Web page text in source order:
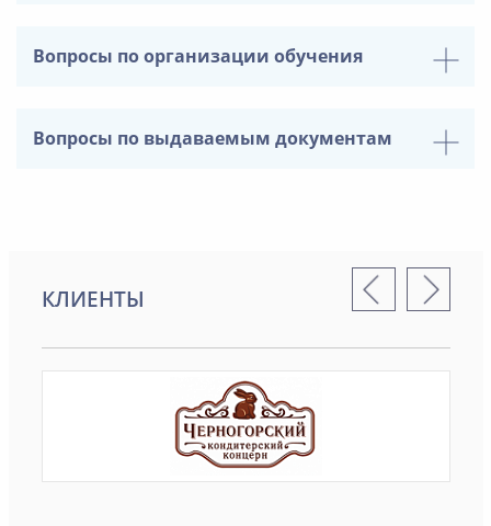
Вопросы по организации обучения
Вопросы по выдаваемым документам
КЛИЕНТЫ